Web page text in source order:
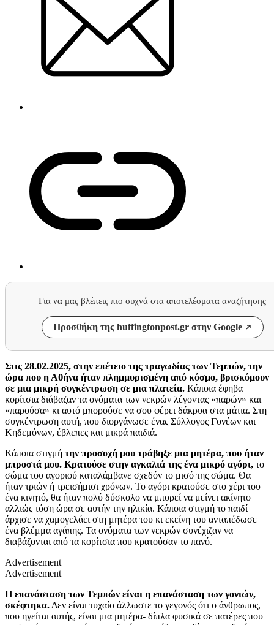
Για να μας βλέπεις πιο συχνά στα αποτελέσματα αναζήτησης
Προσθήκη της huffingtonpost.gr στην Google
Στις 28.02.2025, στην επέτειο της τραγωδίας των Τεμπών, την
ώρα που η Αθήνα ήταν πλημμυρισμένη από κόσμο, βρισκόμουν
σε μια μικρή συγκέντρωση σε μια πλατεία. Κάποια έφηβα
κορίτσια διάβαζαν τα ονόματα των νεκρών λέγοντας «παρών» και
«παρούσα» κι αυτό μπορούσε να σου φέρει δάκρυα στα μάτια. Στη
συγκέντρωση αυτή, που διοργάνωσε ένας Σύλλογος Γονέων και
Κηδεμόνων, έβλεπες και μικρά παιδιά.
Κάποια στιγμή την προσοχή μου τράβηξε μια μητέρα, που ήταν
μπροστά μου. Κρατούσε στην αγκαλιά της ένα μικρό αγόρι, το
σώμα του αγοριού καταλάμβανε σχεδόν το μισό της σώμα. Θα
ήταν τριών ή τρεισήμισι χρόνων. Το αγόρι κρατούσε στο χέρι του
ένα κινητό, θα ήταν πολύ δύσκολο να μπορεί να μείνει ακίνητο
αλλιώς τόση ώρα σε αυτήν την ηλικία. Κάποια στιγμή το παιδί
άρχισε να χαμογελάει στη μητέρα του κι εκείνη του ανταπέδωσε
ένα βλέμμα αγάπης. Τα ονόματα των νεκρών συνέχιζαν να
διαβάζονται από τα κορίτσια που κρατούσαν το πανό.
Advertisement
Advertisement
Η επανάσταση των Τεμπών είναι η επανάσταση των γονιών,
σκέφτηκα. Δεν είναι τυχαίο άλλωστε το γεγονός ότι ο άνθρωπος,
που ηγείται αυτής, είναι μια μητέρα- δίπλα φυσικά σε πατέρες που